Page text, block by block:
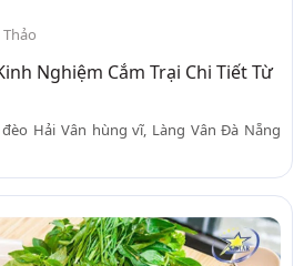
Thảo
Nghiệm Cắm Trại Chi Tiết Từ
Hải Vân hùng vĩ, Làng Vân Đà Nẵng